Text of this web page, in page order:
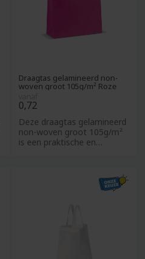
Draagtas gelamineerd non-
woven groot 105g/m² Roze
0,72
Deze draagtas gelamineerd
non-woven groot 105g/m²
is een praktische en